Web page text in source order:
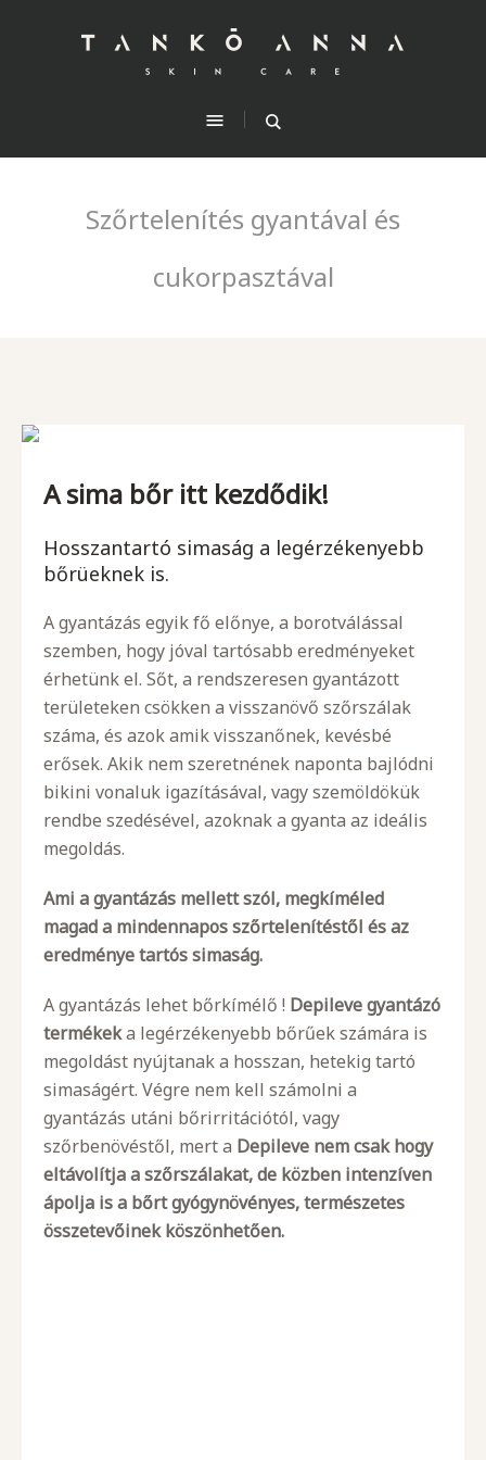
Szőrtelenítés gyantával és
cukorpasztával
A sima bőr itt kezdődik!
Hosszantartó simaság a legérzékenyebb
bőrüeknek is.
A gyantázás egyik fő előnye, a borotválással
szemben, hogy jóval tartósabb eredményeket
érhetünk el. Sőt, a rendszeresen gyantázott
területeken csökken a visszanövő szőrszálak
száma, és azok amik visszanőnek, kevésbé
erősek. Akik nem szeretnének naponta bajlódni
bikini vonaluk igazításával, vagy szemöldökük
rendbe szedésével, azoknak a gyanta az ideális
megoldás.
Ami a gyantázás mellett szól, megkíméled
magad a mindennapos szőrtelenítéstől és az
eredménye tartós simaság.
A gyantázás lehet bőrkímélő ! Depileve gyantázó
termékeka legérzékenyebb bőrűek számára is
megoldást nyújtanak a hosszan, hetekig tartó
simaságért. Végre nem kell számolni a
gyantázás utáni bőrirritációtól, vagy
szőrbenövéstől, mert a Depileve nem csak hogy
eltávolítja a szőrszálakat, de közben intenzíven
ápolja is a bőrt gyógynövényes, természetes
összetevőinek köszönhetően.